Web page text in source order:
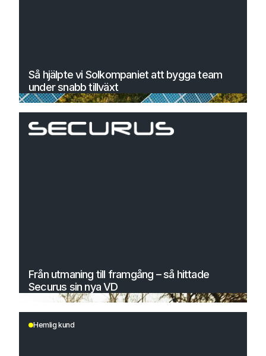
Så hjälpte vi Solkompaniet att bygga team
under snabb tillväxt
Från utmaning till framgång – så hittade
Securus sin nya VD
Hemlig kund